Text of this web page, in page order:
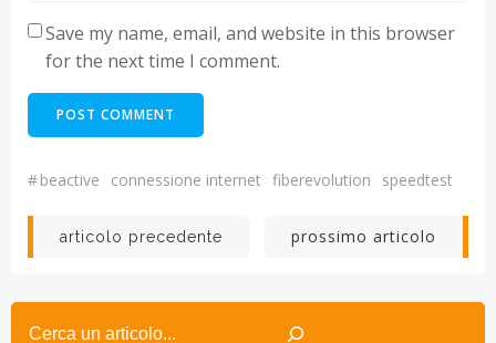
Save my name, email, and website in this browser
for the next time I comment.
#beactive connessione internet fiberevolution speedtest
Post
navigation
articolo precedente
Post
navigation
prossimo articolo
Search